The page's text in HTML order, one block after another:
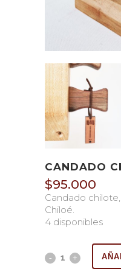
CANDADO
$95.000
Candado
Chiloé.
4 disponibles